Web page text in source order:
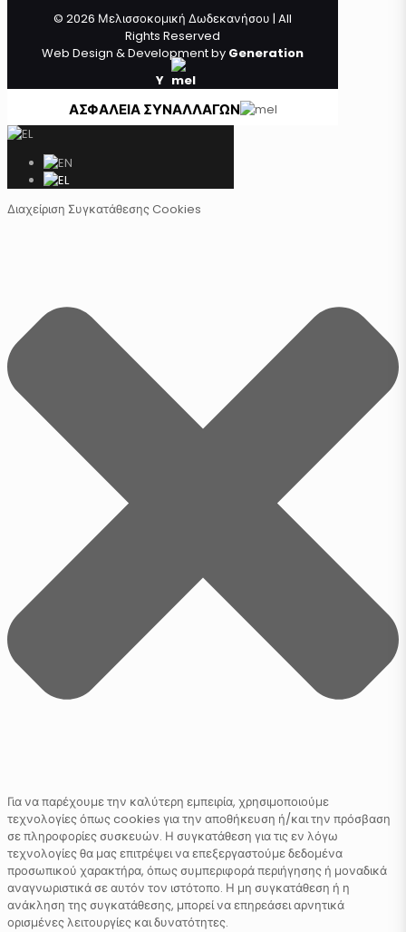
© 2026 Μελισσοκομική Δωδεκανήσου | All
Rights Reserved
Web Design & Development by Generation
Y
ΑΣΦΑΛΕΙΑ ΣΥΝΑΛΛΑΓΩΝ
Διαχείριση Συγκατάθεσης Cookies
Για να παρέχουμε την καλύτερη εμπειρία, χρησιμοποιούμε
τεχνολογίες όπως cookies για την αποθήκευση ή/και την πρόσβαση
σε πληροφορίες συσκευών. Η συγκατάθεση για τις εν λόγω
τεχνολογίες θα μας επιτρέψει να επεξεργαστούμε δεδομένα
προσωπικού χαρακτήρα, όπως συμπεριφορά περιήγησης ή μοναδικά
αναγνωριστικά σε αυτόν τον ιστότοπο. Η μη συγκατάθεση ή η
ανάκληση της συγκατάθεσης, μπορεί να επηρεάσει αρνητικά
ορισμένες λειτουργίες και δυνατότητες.